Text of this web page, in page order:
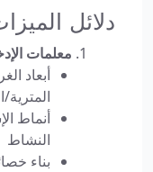
دلائل
معلمات
أبعاد
أنماط
النشاط
بناء